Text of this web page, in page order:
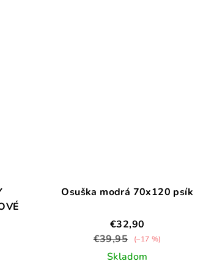
Osuška modrá 70x120 psík
€32,90
€39,95
(–17 %)
Skladom